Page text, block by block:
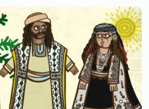
لقائه سعيداً بن عثمان. استمعوا إلى الحلقة